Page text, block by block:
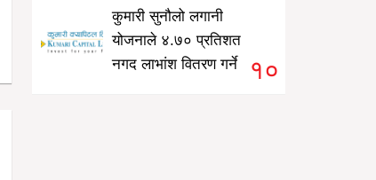
कुमारी सुनौलो लगानी
योजनाले ४.७० प्रतिशत
नगद लाभांश वितरण गर्ने
१०